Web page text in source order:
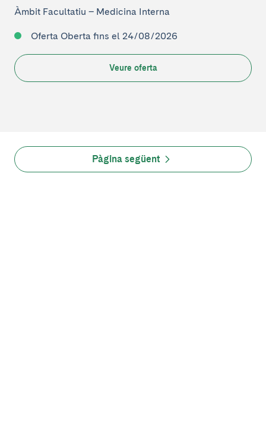
Àmbit Facultatiu – Medicina Interna
Oferta Oberta fins el 24/08/2026
Veure oferta
Pàgina següent